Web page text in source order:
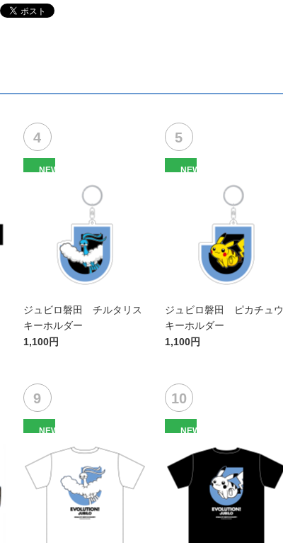
NEW
ジュビロ磐田 チルタリス
キーホルダー
1,100円
NEW
ジュビロ磐田 ピカチュウ
キーホルダー
1,100円
NEW NEW